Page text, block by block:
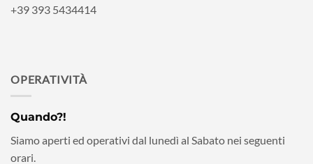
+39 393 5434414
OPERATIVITÀ
Quando?!
Siamo aperti ed operativi dal lunedì al Sabato nei seguenti
orari.